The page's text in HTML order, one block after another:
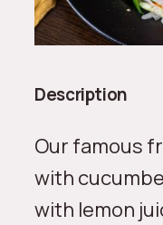
Description
Our famous
with
with lemon